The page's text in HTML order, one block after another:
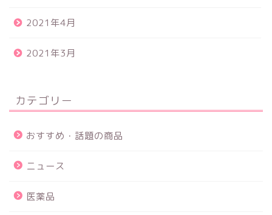
2021年4月
2021年3月
カテゴリー
おすすめ・話題の商品
ニュース
医薬品